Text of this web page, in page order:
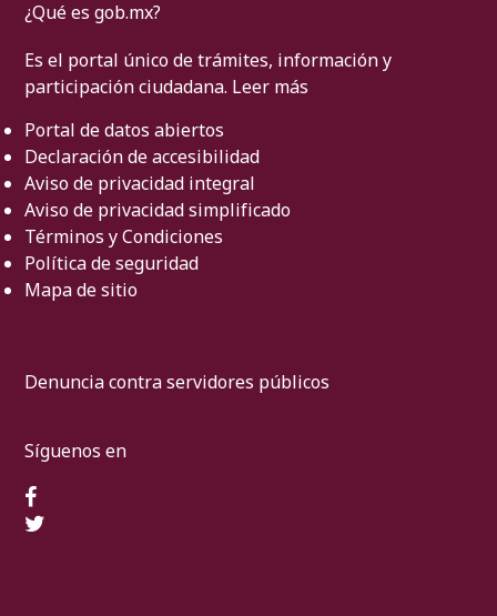
¿Qué es gob.mx?
Es el portal único de trámites, información y
participación ciudadana. Leer más
Portal de datos abiertos
Declaración de accesibilidad
Aviso de privacidad integral
Aviso de privacidad simplificado
Términos y Condiciones
Política de seguridad
Mapa de sitio
Denuncia contra servidores públicos
Síguenos en